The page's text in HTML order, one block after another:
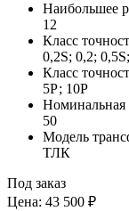
Наибольшее
12
Класс
0,2S; 0,2;
Класс
5Р; 10Р
Номинальная
50
Модель
ТЛК
Под заказ
Цена: 43 500 ₽